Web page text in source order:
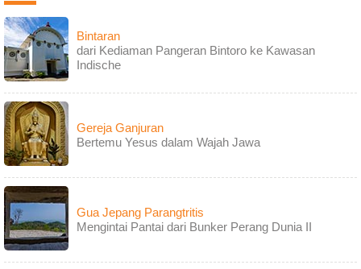
Bintaran
dari Kediaman Pangeran Bintoro ke Kawasan
Indische
Gereja Ganjuran
Bertemu Yesus dalam Wajah Jawa
Gua Jepang Parangtritis
Mengintai Pantai dari Bunker Perang Dunia II